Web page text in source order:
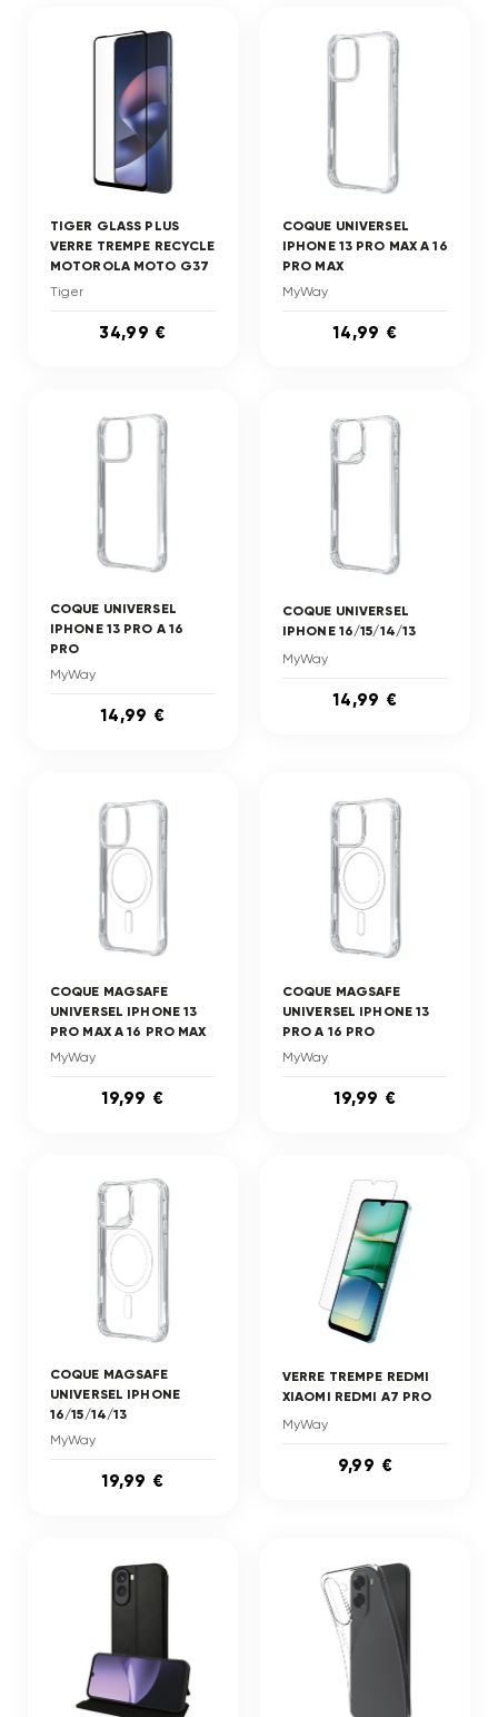
TIGER GLASS PLUS
VERRE TREMPE RECYCLE
MOTOROLA MOTO G37
Tiger
34,99 €
COQUE UNIVERSEL
IPHONE 13 PRO MAX A 16
PRO MAX
MyWay
14,99 €
COQUE UNIVERSEL
IPHONE 13 PRO A 16
PRO
MyWay
14,99 €
COQUE UNIVERSEL
IPHONE 16/15/14/13
MyWay
14,99 €
COQUE MAGSAFE
UNIVERSEL IPHONE 13
PRO MAX A 16 PRO MAX
MyWay
19,99 €
COQUE MAGSAFE
UNIVERSEL IPHONE 13
PRO A 16 PRO
MyWay
19,99 €
COQUE MAGSAFE
UNIVERSEL IPHONE
16/15/14/13
MyWay
19,99 €
VERRE TREMPE REDMI
XIAOMI REDMI A7 PRO
MyWay
9,99 €